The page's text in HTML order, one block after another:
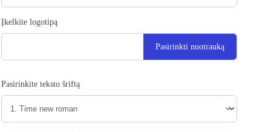
Įkelkite logotipą
Pasirinkti nuotrauką
Pasirinkite teksto šriftą